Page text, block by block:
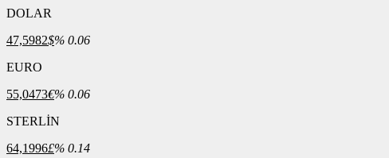
DOLAR
47,5982$% 0.06
EURO
55,0473€% 0.06
STERLİN
64,1996£% 0.14